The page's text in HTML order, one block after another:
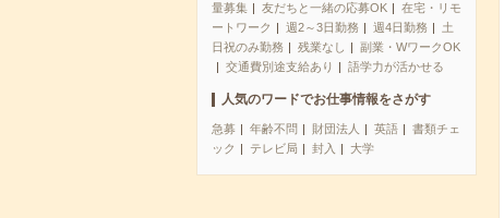
量募集
友だちと一緒の応募OK
在宅・リモ
ートワーク
週2～3日勤務 週4日勤務
土
日祝のみ勤務
残業なし
副業・WワークOK
交通費別途支給あり
語学力が活かせる
人気のワードでお仕事情報をさがす
急募 年齢不問 財団法人 英語
書類チェ
ック
テレビ局 封入 大学